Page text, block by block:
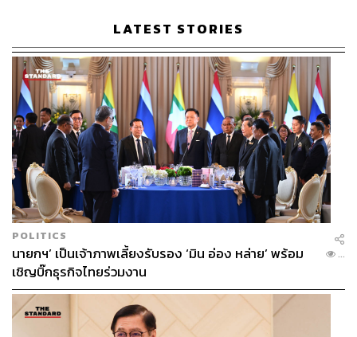
LATEST STORIES
POLITICS
นายกฯ’ เป็นเจ้าภาพเลี้ยงรับรอง ‘มิน อ่อง หล่าย’ พร้อม
เชิญบิ๊กธุรกิจไทยร่วมงาน
...